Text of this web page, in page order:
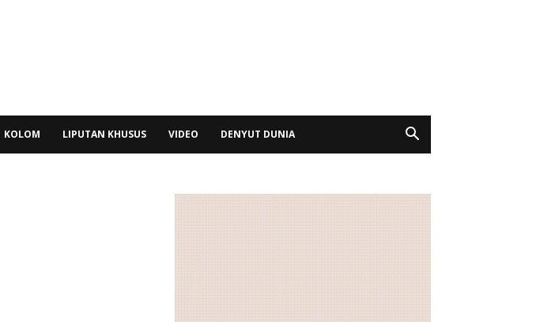
KOLOM LIPUTAN KHUSUS VIDEO DENYUT DUNIA